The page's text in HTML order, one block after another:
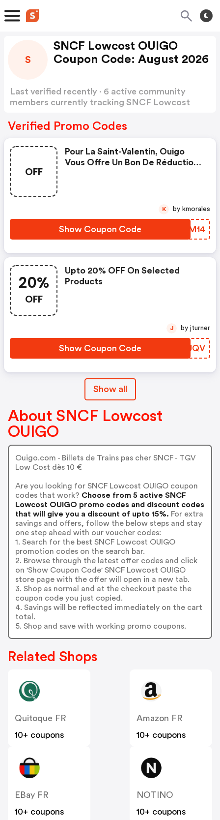
S
SNCF Lowcost OUIGO
Coupon Code: August 2026
Last verified recently · 6 active community
members currently tracking SNCF Lowcost
Verified Promo Codes
OFF
Pour La Saint-Valentin, Ouigo
Vous Offre Un Bon De Réduction
Trajets Entre Le 6 Mars Et Le 6
Février ! Comment ? Avec Le
Code Promo Lov
Show Coupon Code TIFM14
K by kmorales
20%
OFF
Upto 20% OFF On Selected
Products
Show Coupon Code ARVJQV
J by jturner
Show all
About SNCF Lowcost
OUIGO
Ouigo.com - Billets de Trains pas cher SNCF - TGV
Low Cost dès 10 €
Are you looking for SNCF Lowcost OUIGO coupon
codes that work? Choose from 5 active SNCF
Lowcost OUIGO promo codes and discount codes
that will give you a discount of upto 15%. For extra
savings and offers, follow the below steps and stay
one step ahead with our voucher codes:
1. Search for the best SNCF Lowcost OUIGO
promotion codes on the search bar.
2. Browse through the latest offer codes and click
on 'Show Coupon Code' SNCF Lowcost OUIGO
store page with the offer will open in a new tab.
3. Shop as normal and at the checkout paste the
coupon code you just copied.
4. Savings will be reflected immediately on the cart
total.
5. Shop and save with working promo coupons.
Related Shops
Quitoque FR
10+ coupons
Amazon FR
10+ coupons
EBay FR
10+ coupons
NOTINO
10+ coupons